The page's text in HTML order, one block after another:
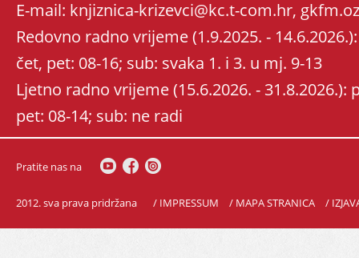
E-mail: knjiznica-krizevci@kc.t-com.hr,
Redovno radno vrijeme (1.9.2025. -
čet, pet: 08-16; sub: svaka 1. i 3. u mj. 9-13
Ljetno radno vrijeme (15.6.2026. - 31.8.2026.):
pet: 08-14; sub: ne radi
Pratite nas na
2012. sva prava pridržana / IMPRESSUM / MAPA STRANICA /